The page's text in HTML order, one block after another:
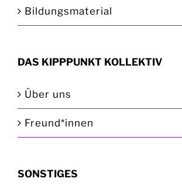
Bildungsmaterial
DAS KIPPPUNKT KOLLEKTIV
Über uns
Freund*innen
SONSTIGES